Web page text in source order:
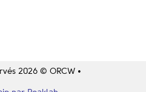
2026 © ORCW •